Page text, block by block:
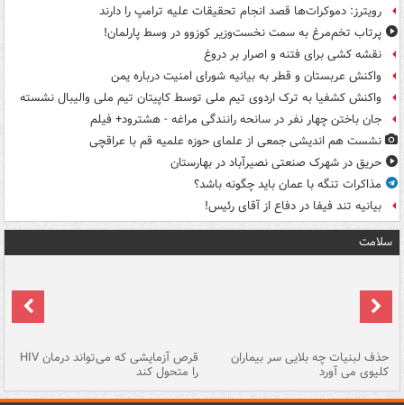
رویترز: دموکرات‌ها قصد انجام تحقیقات علیه ترامپ را دارند
پرتاب تخم‌مرغ به سمت نخست‌وزیر کوزوو در وسط پارلمان!
نقشه کشی برای فتنه و اصرار بر دروغ
واکنش عربستان و قطر به بیانیه شورای امنیت درباره یمن
واکنش کشفیا به ترک اردوی تیم ملی توسط کاپیتان تیم ملی والیبال نشسته
جان باختن چهار نفر در سانحه رانندگی مراغه - هشترود+ فیلم
نشست هم اندیشی جمعی از علمای حوزه علمیه قم با عراقچی
حریق در شهرک صنعتی نصیرآباد در بهارستان
مذاکرات تنگه با عمان باید چگونه باشد؟
بیانیه تند فیفا در دفاع از آقای رئیس!
سلامت
حذف لبنیات چه بلایی سر بیماران
کلیوی می آورد
قرص آزمایشی که می‌تواند درمان HIV
را متحول کند